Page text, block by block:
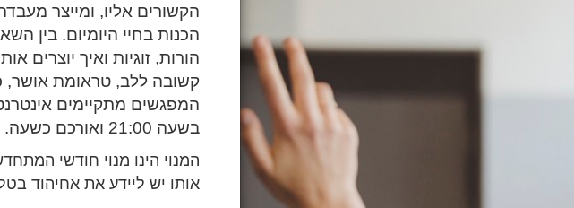
הקשורים אליו, ומייצר
הכנות בחיי היומיום. בין
הורות, זוגיות ואיך יוצרים
קשובה ללב, טראומת אושר,
המפגשים מתקיימים
בשעה 21:00 ואורכם כשעה.
המנוי הינו מנוי חודשי
אותו יש ליידע את אחיהוד בטלפון 052-